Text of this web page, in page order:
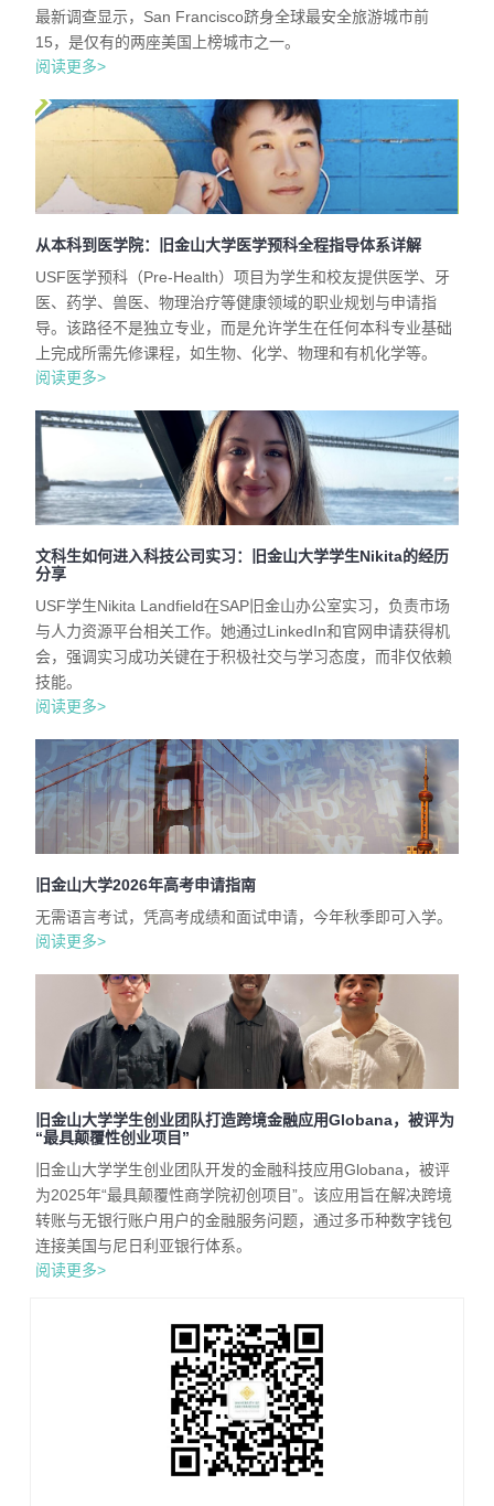
最新调查显示，San Francisco跻身全球最安全旅游城市前
15，是仅有的两座美国上榜城市之一。
阅读更多>
从本科到医学院：旧金山大学医学预科全程指导体系详解
USF医学预科（Pre-Health）项目为学生和校友提供医学、牙
医、药学、兽医、物理治疗等健康领域的职业规划与申请指
导。该路径不是独立专业，而是允许学生在任何本科专业基础
上完成所需先修课程，如生物、化学、物理和有机化学等。
阅读更多>
文科生如何进入科技公司实习：旧金山大学学生Nikita的经历
分享
USF学生Nikita Landfield在SAP旧金山办公室实习，负责市场
与人力资源平台相关工作。她通过LinkedIn和官网申请获得机
会，强调实习成功关键在于积极社交与学习态度，而非仅依赖
技能。
阅读更多>
旧金山大学2026年高考申请指南
无需语言考试，凭高考成绩和面试申请，今年秋季即可入学。
阅读更多>
旧金山大学学生创业团队打造跨境金融应用Globana，被评为
“最具颠覆性创业项目”
旧金山大学学生创业团队开发的金融科技应用Globana，被评
为2025年“最具颠覆性商学院初创项目”。该应用旨在解决跨境
转账与无银行账户用户的金融服务问题，通过多币种数字钱包
连接美国与尼日利亚银行体系。
阅读更多>